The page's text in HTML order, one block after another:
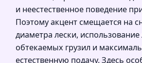
и неестественное поведение
Поэтому акцент смещается на
диаметра лески, использование
обтекаемых грузил и
естественную подачу. Здесь